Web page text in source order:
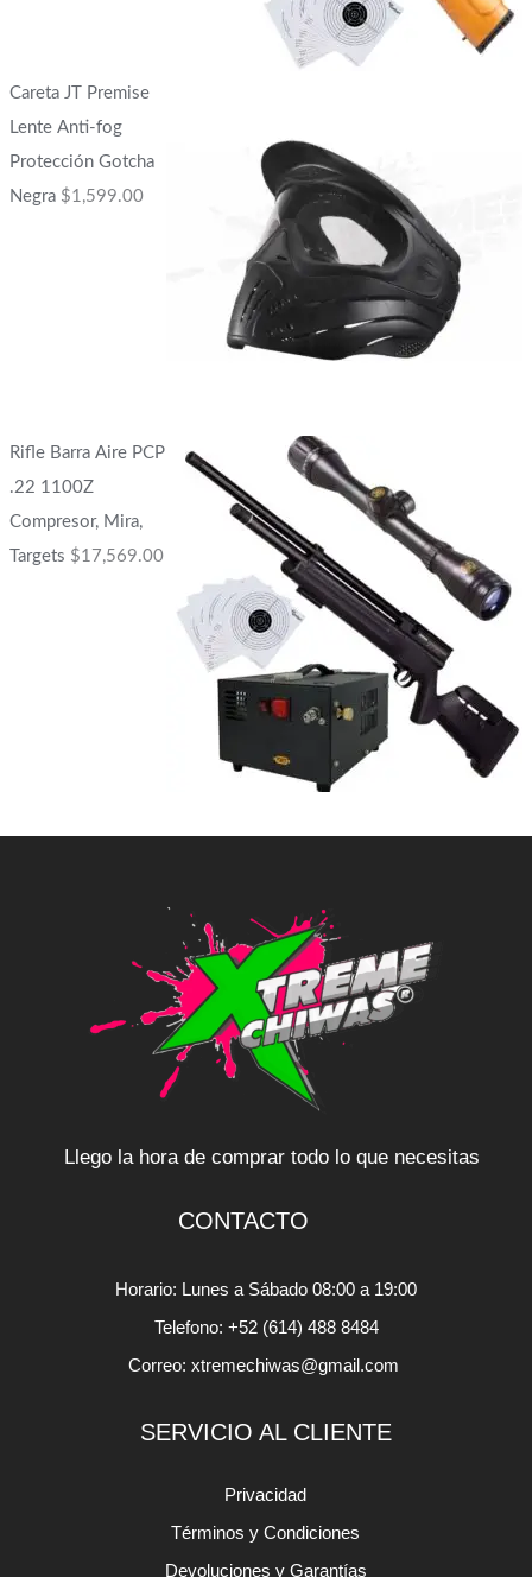
Careta JT Premise
Lente Anti-fog
Protección Gotcha
Negra $1,599.00
Rifle Barra Aire PCP
.22 1100Z
Compresor, Mira,
Targets $17,569.00
Llego la hora de comprar todo lo que necesitas
CONTACTO
Horario: Lunes a Sábado 08:00 a 19:00
Telefono: +52 (614) 488 8484
Correo: xtremechiwas@gmail.com
SERVICIO AL CLIENTE
Privacidad
Términos y Condiciones
Devoluciones y Garantías